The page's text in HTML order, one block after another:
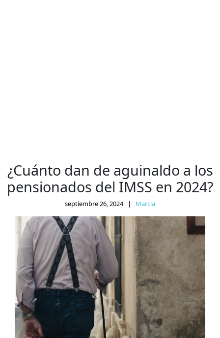
¿Cuánto dan de aguinaldo a los
pensionados del IMSS en 2024?
septiembre 26, 2024 | Marcia